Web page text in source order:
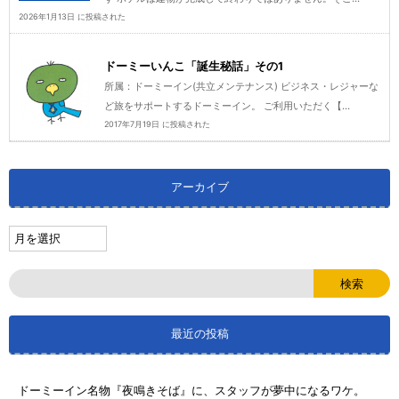
2026年1月13日 に投稿された
ドーミーいんこ「誕生秘話」その1
所属：ドーミーイン(共立メンテナンス) ビジネス・レジャーな
ど旅をサポートするドーミーイン。 ご利用いただく【...
2017年7月19日 に投稿された
アーカイブ
最近の投稿
ドーミーイン名物『夜鳴きそば』に、スタッフが夢中になるワケ。